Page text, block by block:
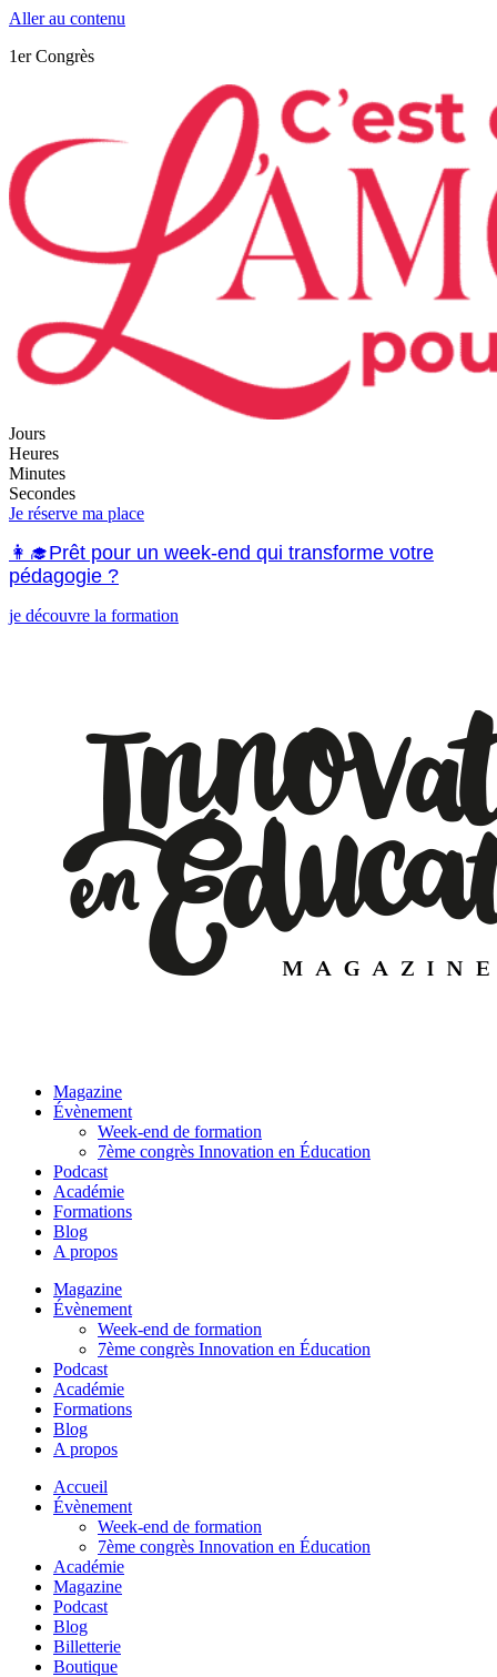
Aller au contenu
1er Congrès
Jours
Heures
Minutes
Secondes
Je réserve ma place
👩‍🎓Prêt pour un week-end qui transforme votre
pédagogie ?
je découvre la formation
Magazine
Évènement
Week-end de formation
7ème congrès Innovation en Éducation
Podcast
Académie
Formations
Blog
A propos
Magazine
Évènement
Week-end de formation
7ème congrès Innovation en Éducation
Podcast
Académie
Formations
Blog
A propos
Accueil
Évènement
Week-end de formation
7ème congrès Innovation en Éducation
Académie
Magazine
Podcast
Blog
Billetterie
Boutique